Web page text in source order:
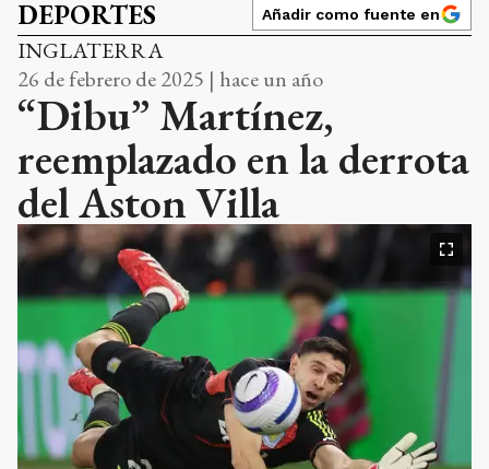
DEPORTES Añadir como fuente en
INGLATERRA
26 de febrero de 2025 | hace un año
“Dibu” Martínez,
reemplazado en la derrota
del Aston Villa